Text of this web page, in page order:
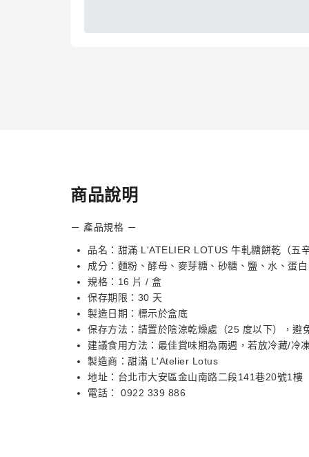
商品說明
－ 產品規格 －
品名：甜滿 L'ATELIER LOTUS 牛軋糖餅乾（五
成分：麵粉、酵母、麥芽糖、砂糖、鹽、水、蛋
規格：16 片 / 盒
保存期限：30 天
製造日期：標示於盒底
保存方法：請置於陰涼乾燥處（25 度以下），避
建議食用方法：最佳賞味期為兩週，若放冷藏/冷
製造商：甜滿 L'Atelier Lotus
地址：台北市大安區金山南路二段141巷20號1樓
電話： 0922 339 886